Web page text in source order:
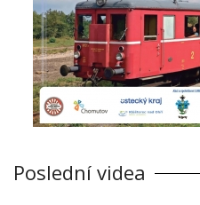
Poslední videa